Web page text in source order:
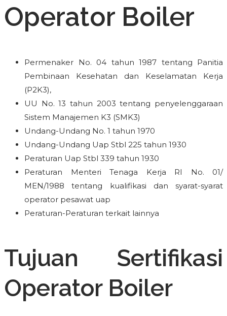
Operator Boiler
Permenaker No. 04 tahun 1987 tentang Panitia
Pembinaan Kesehatan dan Keselamatan Kerja
(P2K3),
UU No. 13 tahun 2003 tentang penyelenggaraan
Sistem Manajemen K3 (SMK3)
Undang-Undang No. 1 tahun 1970
Undang-Undang Uap Stbl 225 tahun 1930
Peraturan Uap Stbl 339 tahun 1930
Peraturan Menteri Tenaga Kerja RI No. 01/
MEN/1988 tentang kualifikasi dan syarat-syarat
operator pesawat uap
Peraturan-Peraturan terkait lainnya
Tujuan Sertifikasi
Operator Boiler